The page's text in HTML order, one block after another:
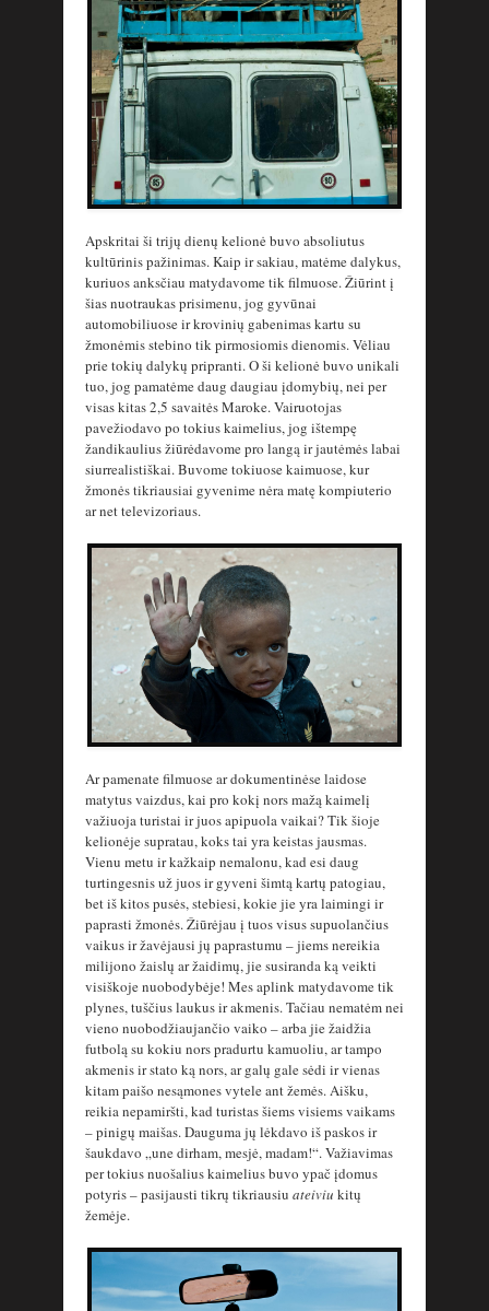
Apskritai ši trijų dienų kelionė buvo absoliutus
kultūrinis pažinimas. Kaip ir sakiau, matėme dalykus,
kuriuos anksčiau matydavome tik filmuose. Žiūrint į
šias nuotraukas prisimenu, jog gyvūnai
automobiliuose ir krovinių gabenimas kartu su
žmonėmis stebino tik pirmosiomis dienomis. Vėliau
prie tokių dalykų pripranti. O ši kelionė buvo unikali
tuo, jog pamatėme daug daugiau įdomybių, nei per
visas kitas 2,5 savaitės Maroke. Vairuotojas
pavežiodavo po tokius kaimelius, jog ištempę
žandikaulius žiūrėdavome pro langą ir jautėmės labai
siurrealistiškai. Buvome tokiuose kaimuose, kur
žmonės tikriausiai gyvenime nėra matę kompiuterio
ar net televizoriaus.
Ar pamenate filmuose ar dokumentinėse laidose
matytus vaizdus, kai pro kokį nors mažą kaimelį
važiuoja turistai ir juos apipuola vaikai? Tik šioje
kelionėje supratau, koks tai yra keistas jausmas.
Vienu metu ir kažkaip nemalonu, kad esi daug
turtingesnis už juos ir gyveni šimtą kartų patogiau,
bet iš kitos pusės, stebiesi, kokie jie yra laimingi ir
paprasti žmonės. Žiūrėjau į tuos visus supuolančius
vaikus ir žavėjausi jų paprastumu – jiems nereikia
milijono žaislų ar žaidimų, jie susiranda ką veikti
visiškoje nuobodybėje! Mes aplink matydavome tik
plynes, tuščius laukus ir akmenis. Tačiau nematėm nei
vieno nuobodžiaujančio vaiko – arba jie žaidžia
futbolą su kokiu nors pradurtu kamuoliu, ar tampo
akmenis ir stato ką nors, ar galų gale sėdi ir vienas
kitam paišo nesąmones vytele ant žemės. Aišku,
reikia nepamiršti, kad turistas šiems visiems vaikams
– pinigų maišas. Dauguma jų lėkdavo iš paskos ir
šaukdavo „une dirham, mesjė, madam!“. Važiavimas
per tokius nuošalius kaimelius buvo ypač įdomus
potyris – pasijausti tikrų tikriausiu ateiviu kitų
žemėje.